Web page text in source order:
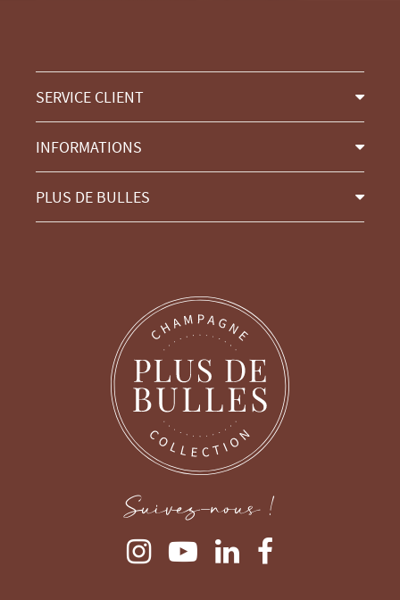
SERVICE CLIENT
INFORMATIONS
PLUS DE BULLES
Suivez-nous !